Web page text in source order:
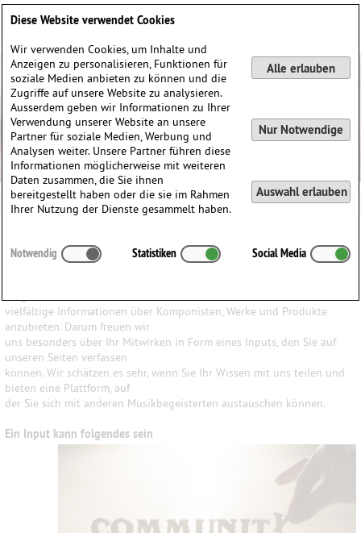
Ihr Input ist uns wichtig
vielfältige Informationen über Komponisten, Werke und Produkte
anzubieten. Darum freuen wir
uns besonders über Ihr Mitwirken in Form eines Inputs, den Sie auf
unseren Seiten verfassen
können. Wir schätzen es sehr, wenn Sie Ihr Wissen mit uns teilen und
bieten eine Plattform, auf
der Sie sich mit anderen Musikbegeisterten austauschen können.
Ein Input kann folgendes sein
Diese Website verwendet Cookies
Wir verwenden Cookies, um Inhalte und
Anzeigen zu personalisieren, Funktionen für
soziale Medien anbieten zu können und die
Zugriffe auf unsere Website zu analysieren.
Ausserdem geben wir Informationen zu Ihrer
Verwendung unserer Website an unsere
Partner für soziale Medien, Werbung und
Analysen weiter. Unsere Partner führen diese
Informationen möglicherweise mit weiteren
Daten zusammen, die Sie ihnen
bereitgestellt haben oder die sie im Rahmen
Ihrer Nutzung der Dienste gesammelt haben.
Alle erlauben
Nur Notwendige
Auswahl erlauben
Notwendig Statistiken Social Media